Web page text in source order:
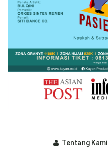
Tentang Kami